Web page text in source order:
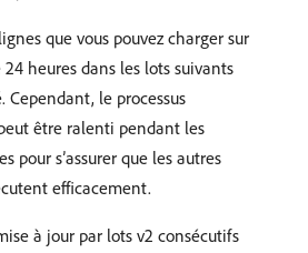
que vous pouvez charger sur
heures dans les lots suivants
Cependant, le processus
être ralenti pendant les
pour s’assurer que les autres
efficacement.
à jour par lots v2 consécutifs